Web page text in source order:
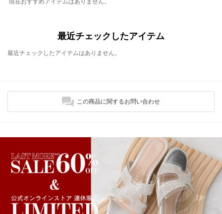
最近チェックしたアイテム
最近チェックしたアイテムはありません。
この商品に関するお問い合わせ